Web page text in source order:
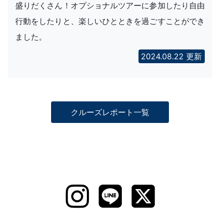
盛りだくさん！オプショナルツアーに参加したり自由
行動をしたりと、楽しいひとときを過ごすことができ
ました。
2024.08.22 更新
クルーズレポート一覧